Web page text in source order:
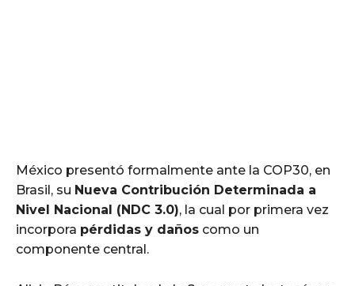
México presentó formalmente ante la COP30, en
Brasil, su Nueva Contribución Determinada a
Nivel Nacional (NDC 3.0), la cual por primera vez
incorpora pérdidas y daños como un
componente central.